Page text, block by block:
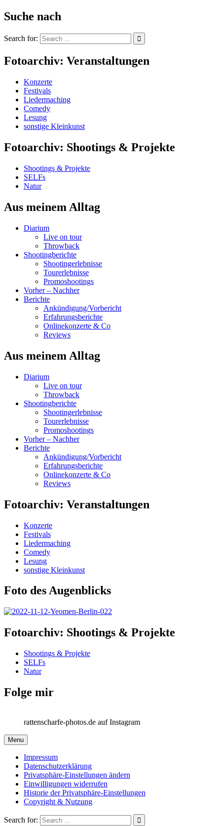
Suche nach
Search for:
Fotoarchiv: Veranstaltungen
Konzerte
Festivals
Liedermaching
Comedy
Lesung
sonstige Kleinkunst
Fotoarchiv: Shootings & Projekte
Shootings & Projekte
SELFs
Natur
Aus meinem Alltag
Diarium
Live on tour
Throwback
Shootingberichte
Shootingerlebnisse
Tourerlebnisse
Promoshootings
Vorher – Nachher
Berichte
Ankündigung/Vorbericht
Erfahrungsberichte
Onlinekonzerte & Co
Reviews
Aus meinem Alltag
Diarium
Live on tour
Throwback
Shootingberichte
Shootingerlebnisse
Tourerlebnisse
Promoshootings
Vorher – Nachher
Berichte
Ankündigung/Vorbericht
Erfahrungsberichte
Onlinekonzerte & Co
Reviews
Fotoarchiv: Veranstaltungen
Konzerte
Festivals
Liedermaching
Comedy
Lesung
sonstige Kleinkunst
Foto des Augenblicks
Fotoarchiv: Shootings & Projekte
Shootings & Projekte
SELFs
Natur
Folge mir
rattenscharfe-photos.de auf Instagram
Menu
Impressum
Datenschutzerklärung
Privatsphäre-Einstellungen ändern
Einwilligungen widerrufen
Historie der Privatsphäre-Einstellungen
Copyright & Nutzung
Search for: